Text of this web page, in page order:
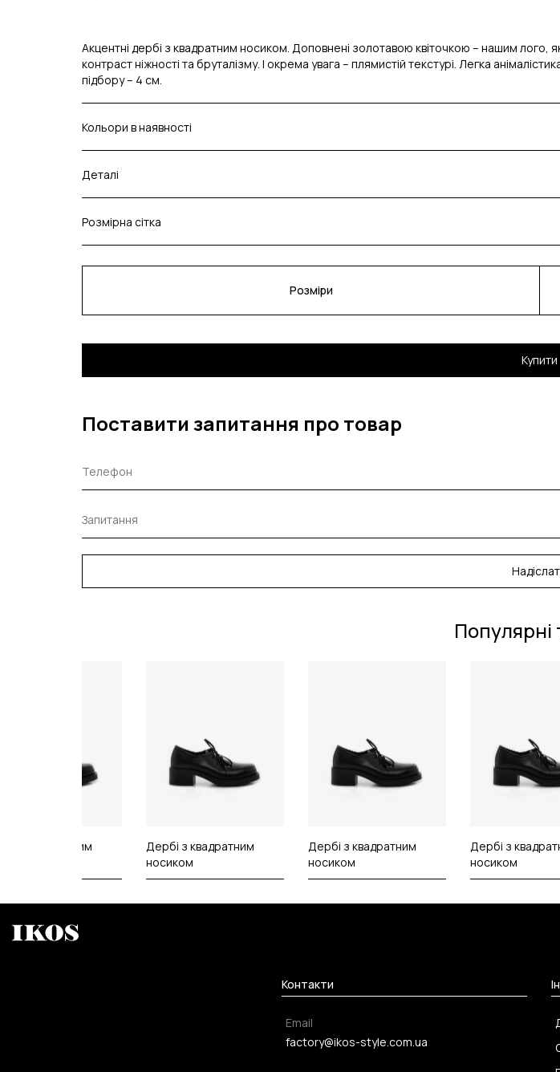
Акцентні дербі з квадратним носиком. Доповнені золотавою квіточкою – нашим лого,
контраст ніжності та бруталізму. І окрема увага – плямистій текстурі. Легка
підбору – 4 см.
Кольори в наявності
Деталі
Розмірна сітка
Розміри
Купити
Поставити запитання про товар
Популярні
з квадратним
Дербі з квадратним
носиком
Дербі з квадратним
носиком
Дербі з
носиком
Контакти
Email
factory@ikos-style.com.ua